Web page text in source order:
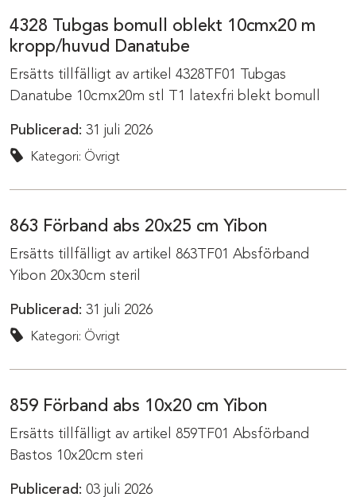
4328 Tubgas bomull oblekt 10cmx20 m
kropp/huvud Danatube
Ersätts tillfälligt av artikel 4328TF01 Tubgas
Danatube 10cmx20m stl T1 latexfri blekt bomull
Publicerad: 31 juli 2026
Kategori: Övrigt
863 Förband abs 20x25 cm Yibon
Ersätts tillfälligt av artikel 863TF01 Absförband
Yibon 20x30cm steril
Publicerad: 31 juli 2026
Kategori: Övrigt
859 Förband abs 10x20 cm Yibon
Ersätts tillfälligt av artikel 859TF01 Absförband
Bastos 10x20cm steri
Publicerad: 03 juli 2026